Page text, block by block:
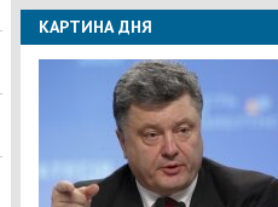
КАРТИНА ДНЯ